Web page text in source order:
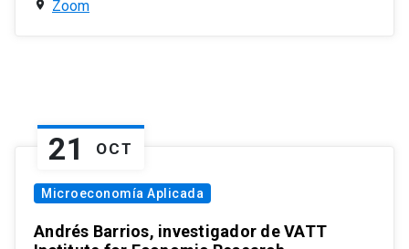
Zoom
21 OCT
Microeconomía Aplicada
Andrés Barrios, investigador de VATT